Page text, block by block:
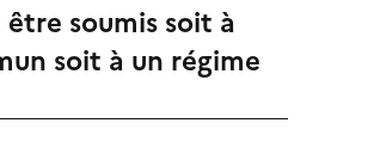
soumis soit à
soit à un régime